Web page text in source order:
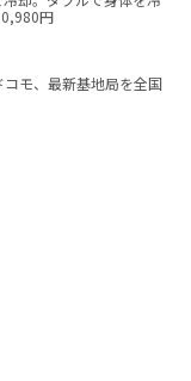
円
モ、最新基地局を全国